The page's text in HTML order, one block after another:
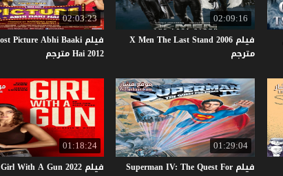
02:09:16
فيلم X Men The Last Stand 2006
مترجم
02:03:23
فيلم Mere Dost Picture Abhi Baaki
Hai 2012 مترجم
01:29:04
فيلم Superman IV: The Quest For
01:18:24
فيلم GirlWithAGun2022